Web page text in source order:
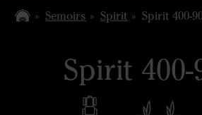
Semoirs Spirit Spirit 400-
Spirit 400-